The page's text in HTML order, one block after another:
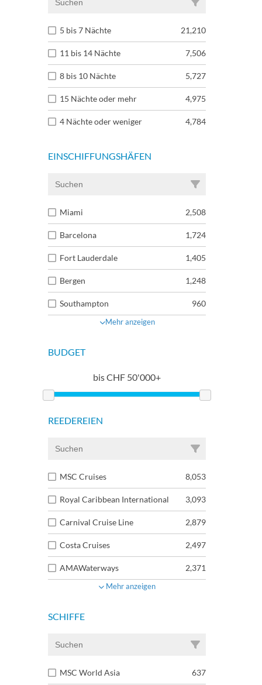
5 bis 7 Nächte 21,210
11 bis 14 Nächte 7,506
8 bis 10 Nächte 5,727
15 Nächte oder mehr 4,975
4 Nächte oder weniger 4,784
EINSCHIFFUNGSHÄFEN
Miami 2,508
Barcelona 1,724
Fort Lauderdale 1,405
Bergen 1,248
Southampton 960
Mehr anzeigen
BUDGET
bisCHF 50'000+
REEDEREIEN
MSC Cruises 8,053
Royal Caribbean International 3,093
Carnival Cruise Line 2,879
Costa Cruises 2,497
AMAWaterways 2,371
Mehr anzeigen
SCHIFFE
MSC World Asia 637